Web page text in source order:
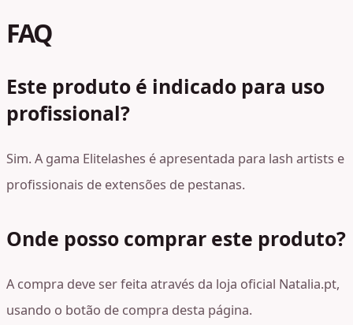
FAQ
Este produto é indicado para uso
profissional?
Sim. A gama Elitelashes é apresentada para lash artists e
profissionais de extensões de pestanas.
Onde posso comprar este produto?
A compra deve ser feita através da loja oficial Natalia.pt,
usando o botão de compra desta página.